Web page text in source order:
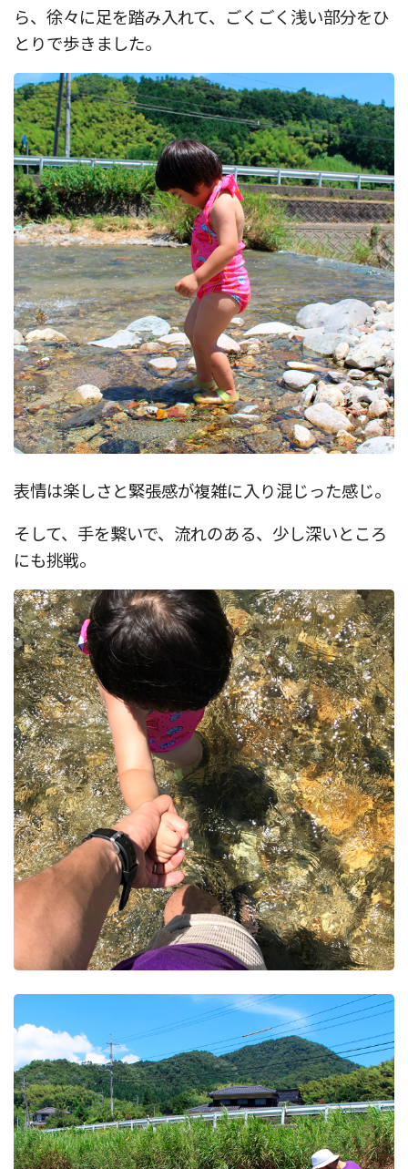
ら、徐々に足を踏み入れて、ごくごく浅い部分をひ
とりで歩きました。
表情は楽しさと緊張感が複雑に入り混じった感じ。
そして、手を繋いで、流れのある、少し深いところ
にも挑戦。